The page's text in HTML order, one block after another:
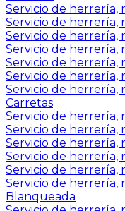
Servicio de herrería,
Servicio de herrería,
Servicio de herrería,
Servicio de herrería,
Servicio de herrería,
Servicio de herrería,
Servicio de herrería,
Carretas
Servicio de herrería,
Servicio de herrería,
Servicio de herrería,
Servicio de herrería,
Servicio de herrería,
Servicio de herrería,
Blanqueada